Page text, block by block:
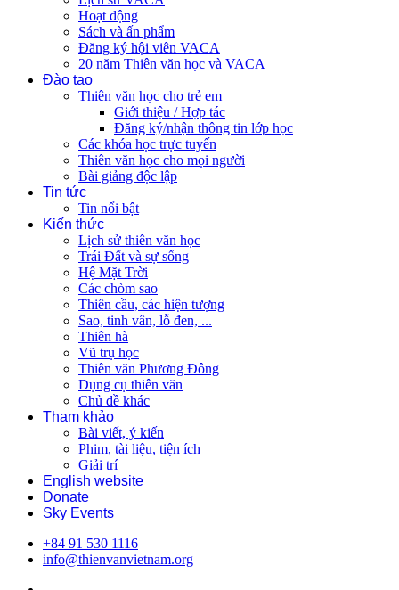
Hoạt động
Sách và ấn phẩm
Đăng ký hội viên VACA
20 năm Thiên văn học và VACA
Đào tạo
Thiên văn học cho trẻ em
Giới thiệu / Hợp tác
Đăng ký/nhận thông tin lớp học
Các khóa học trực tuyến
Thiên văn học cho mọi người
Bài giảng độc lập
Tin tức
Tin nổi bật
Kiến thức
Lịch sử thiên văn học
Trái Đất và sự sống
Hệ Mặt Trời
Các chòm sao
Thiên cầu, các hiện tượng
Sao, tinh vân, lỗ đen, ...
Thiên hà
Vũ trụ học
Thiên văn Phương Đông
Dụng cụ thiên văn
Chủ đề khác
Tham khảo
Bài viết, ý kiến
Phim, tài liệu, tiện ích
Giải trí
English website
Donate
Sky Events
+84 91 530 1116
info@thienvanvietnam.org